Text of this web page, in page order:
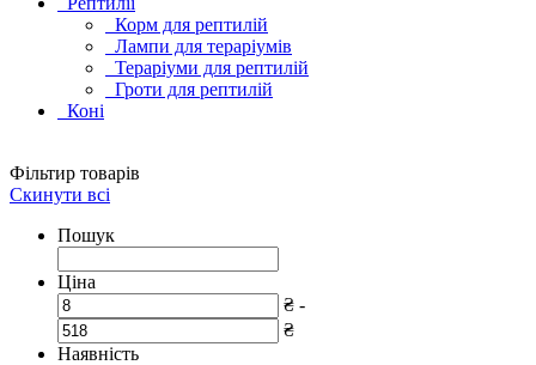
Корм для рептилій
Лампи для тераріумів
Тераріуми для рептилій
Гроти для рептилій
Коні
Фільтир товарів
Скинути всі
Пошук
Ціна
₴ -
₴
Наявність